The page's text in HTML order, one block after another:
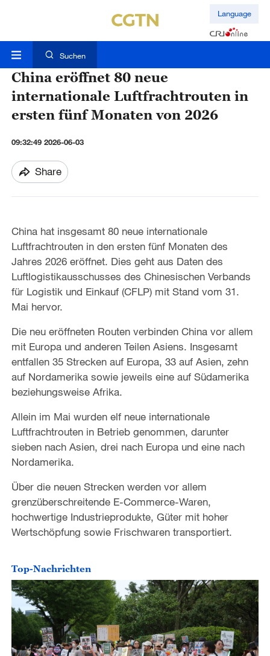
Language
Suchen
China eröffnet 80 neue
internationale Luftfrachtrouten in
ersten fünf Monaten von 2026
09:32:49 2026-06-03
Share
China hat insgesamt 80 neue internationale
Luftfrachtrouten in den ersten fünf Monaten des
Jahres 2026 eröffnet. Dies geht aus Daten des
Luftlogistikausschusses des Chinesischen Verbands
für Logistik und Einkauf (CFLP) mit Stand vom 31.
Mai hervor.
Die neu eröffneten Routen verbinden China vor allem
mit Europa und anderen Teilen Asiens. Insgesamt
entfallen 35 Strecken auf Europa, 33 auf Asien, zehn
auf Nordamerika sowie jeweils eine auf Südamerika
beziehungsweise Afrika.
Allein im Mai wurden elf neue internationale
Luftfrachtrouten in Betrieb genommen, darunter
sieben nach Asien, drei nach Europa und eine nach
Nordamerika.
Über die neuen Strecken werden vor allem
grenzüberschreitende E-Commerce-Waren,
hochwertige Industrieprodukte, Güter mit hoher
Wertschöpfung sowie Frischwaren transportiert.
Top-Nachrichten